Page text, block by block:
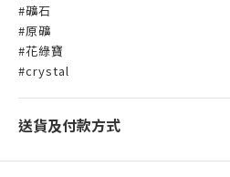
#礦石
#原礦
#花綠寶
#crystal
送貨及付款方式